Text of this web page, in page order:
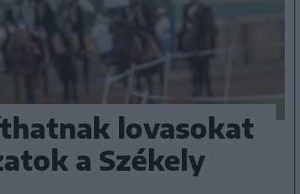
lovasokat
a Székely